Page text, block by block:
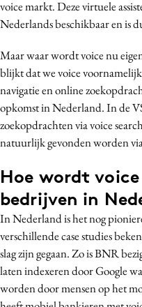
voice markt. Deze virtuele
Nederlands beschikbaar en is
Maar waar wordt voice nu
blijkt dat we voice
navigatie en online
opkomst in Nederland. In de
zoekopdrachten via voice
natuurlijk gevonden worden
Hoe wordt
bedrijven in
In Nederland is het nog
verschillende case studies
slag zijn gegaan. Zo is BNR
laten indexeren door Google
worden door mensen op het